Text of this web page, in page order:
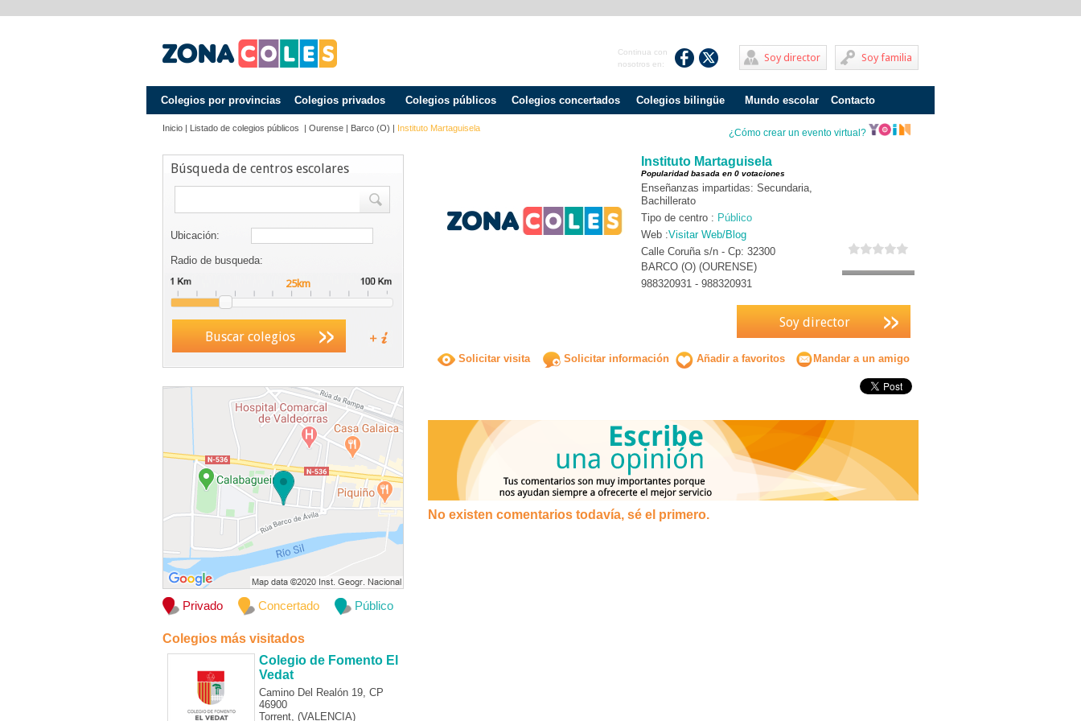
Soy familia
Soy director
Continua con
nosotros en:
Colegios por provincias Colegios privados Colegios públicos Colegios concertados Colegios bilingüe Mundo escolar
Problemas de aprendizaje
Adolescentes
Internados
Fracaso escolar
Acoso escolar
Profesores
Primaria
Contacto
Inicio | Listado de colegios públicos | Ourense | Barco (o) | Instituto Martaguisela ¿Cómo crear un evento virtual?
Búsqueda de centros escolares
Ubicación:
Radio de busqueda:
Buscar colegios
Privado Concertado Público
Colegios más visitados
Colegio de Fomento El
Vedat
Camino Del Realón 19, CP
46900
Torrent, (VALENCIA)
Instituto Martaguisela
Popularidad basada en 0 votaciones
Enseñanzas impartidas: Secundaria,
Bachillerato
Tipo de centro : Público
Web :Visitar Web/Blog
Calle Coruña s/n - Cp: 32300
BARCO (O) (OURENSE)
988320931 - 988320931
Soy director
Solicitar visita Solicitar información Añadir a favoritos Mandar a un amigo
No existen comentarios todavía, sé el primero.